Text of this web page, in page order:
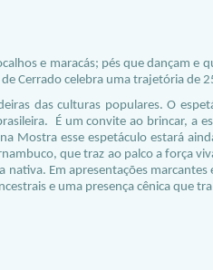
e maracás; pés que dançam e
Cerrado celebra uma trajetória de
das culturas populares. O
É um convite ao brincar, a
Mostra esse espetáculo estará
que traz ao palco a força
nativa. Em apresentações
e uma presença cênica que